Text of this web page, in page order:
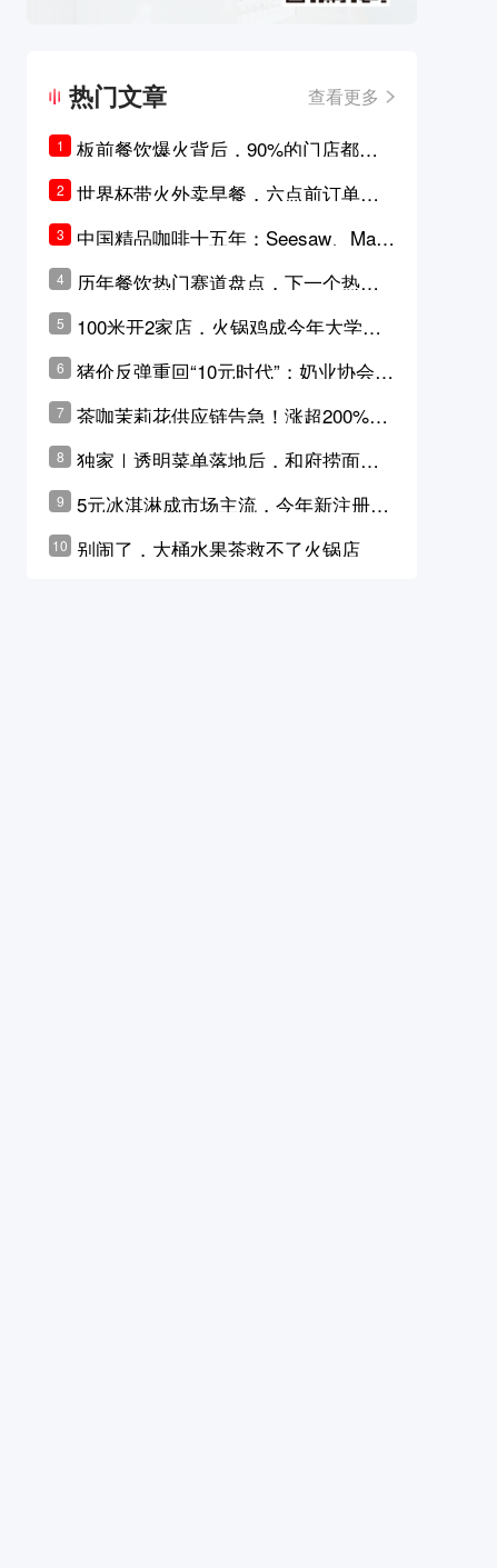
热门文章 查看更多
1
板前餐饮爆火背后，90%的门店都只
是徒有其表的刻意作秀？
2
世界杯带火外卖早餐，六点前订单大
3
中国精品咖啡十五年：Seesaw、Man
ner、M Stand为何结出了不同的果
实？
4
历年餐饮热门赛道盘点，下一个热门
5
100米开2家店，火锅鸡成今年大学城
6
猪价反弹重回“10元时代”；奶业协会称
原奶价格现回暖迹象
7
茶咖茉莉花供应链告急！涨超200%，
横州花价冲破50元一斤
8
独家｜透明菜单落地后，和府捞面李
学林公布未来10年计划
9
5元冰淇淋成市场主流，今年新注册相
10 别闹了，大桶水果茶救不了火锅店